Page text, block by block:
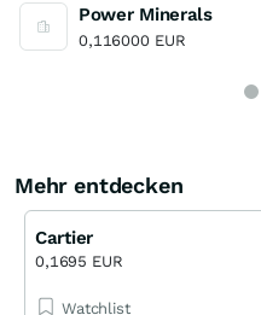
Power Minerals
0,116000 EUR
Mehr entdecken
Cartier
0,1695 EUR
Watchlist